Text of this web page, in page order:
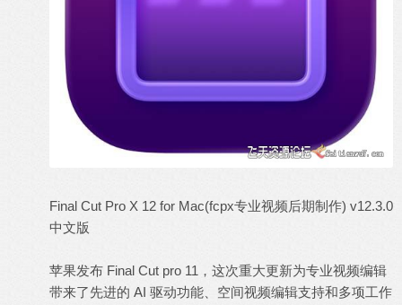
Final Cut Pro X 12 for Mac(fcpx专业视频后期制作) v12.3.0
中文版
苹果发布 Final Cut pro 11，这次重大更新为专业视频编辑
带来了先进的 AI 驱动功能、空间视频编辑支持和多项工作